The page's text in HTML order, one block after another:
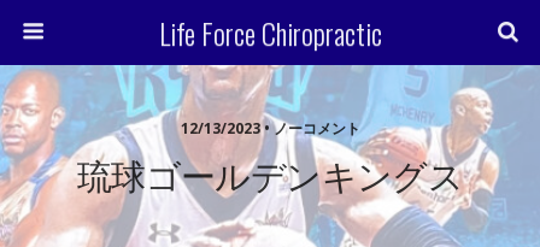
Life Force Chiropractic
12/13/2023 • ノーコメント
琉球ゴールデンキングス